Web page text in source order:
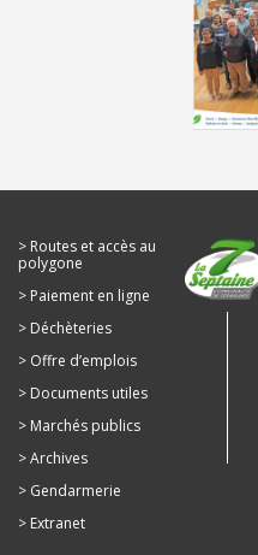
Routes et accès au
polygone
Paiement en ligne
Déchèteries
Offre d’emplois
Documents utiles
Marchés publics
Archives
Gendarmerie
Extranet